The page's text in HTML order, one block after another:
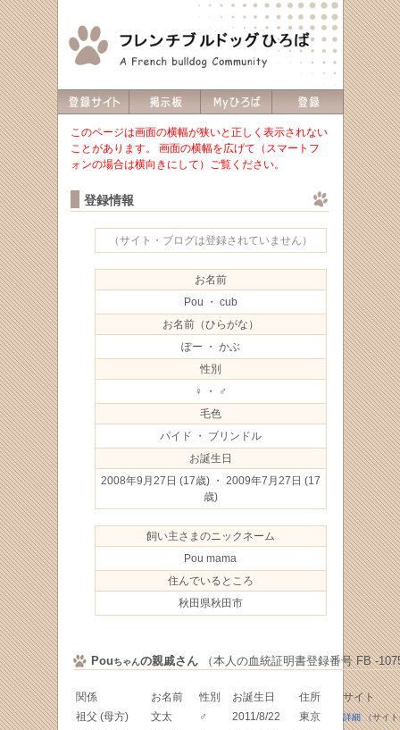
このページは画面の横幅が狭いと正しく表示されない
ことがあります。 画面の横幅を広げて（スマートフ
ォンの場合は横向きにして）ご覧ください。
登録情報
（サイト・ブログは登録されていません）
お名前
Pou ・ cub
お名前（ひらがな）
ぽー ・ かぶ
性別
♀ ・ ♂
毛色
パイド ・ ブリンドル
お誕生日
2008年9月27日 (17歳) ・ 2009年7月27日 (17
歳)
飼い主さまのニックネーム
Pou mama
住んでいるところ
秋田県秋田市
Pouちゃんの親戚さん（本人の血統証明書登録番号 FB -
関係 お名前 性別 お誕生日 住所
サイト
祖父 (母方)
文太 ♂ 2011/8/22 東京 詳細（サイト